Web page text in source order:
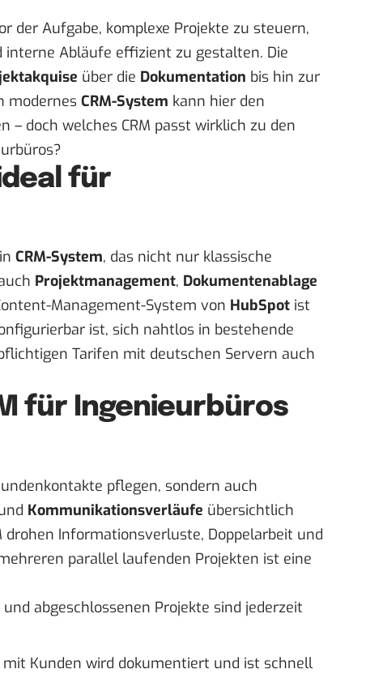
der Aufgabe, komplexe Projekte zu steuern,
Abläufe effizient zu gestalten. Die
über die Dokumentation bis hin zur
modernes CRM-System kann hier den
– doch welches CRM passt wirklich zu den
für
CRM-System, das nicht nur klassische
Projektmanagement, Dokumentenablage
Management-System von HubSpot ist
ist, sich nahtlos in bestehende
Tarifen mit deutschen Servern auch
für Ingenieurbüros
pflegen, sondern auch
Kommunikationsverläufe übersichtlich
drohen Informationsverluste, Doppelarbeit und
parallel laufenden Projekten ist eine
abgeschlossenen Projekte sind jederzeit
mit Kunden wird dokumentiert und ist schnell